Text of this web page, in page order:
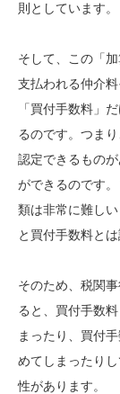
則としています。
そして、この「
支払われる仲介
「買付手数料」
るのです。つま
認定できるもの
ができるのです
類は非常に難し
と買付手数料と
そのため、税関
ると、買付手数
まったり、買付
めてしまったり
性があります。